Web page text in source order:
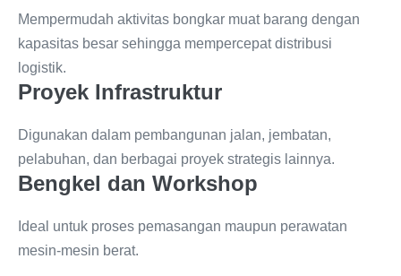
Mempermudah aktivitas bongkar muat barang dengan
kapasitas besar sehingga mempercepat distribusi
logistik.
Proyek Infrastruktur
Digunakan dalam pembangunan jalan, jembatan,
pelabuhan, dan berbagai proyek strategis lainnya.
Bengkel dan Workshop
Ideal untuk proses pemasangan maupun perawatan
mesin-mesin berat.